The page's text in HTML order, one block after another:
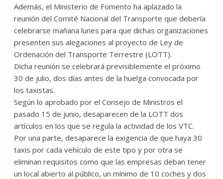
Además, el Ministerio de Fomento ha aplazado la
reunión del Comité Nacional del Transporte que debería
celebrarse mañana lunes para que dichas organizaciones
presenten sus alegaciones al proyecto de Ley de
Ordenación del Transporte Terrestre (LOTT).
Dicha reunión se celebrará previsiblemente el próximo
30 de julio, dos días antes de la huelga convocada por
los taxistas.
Según lo aprobado por el Consejo de Ministros el
pasado 15 de junio, desaparecen de la LOTT dos
artículos en los que se regula la actividad de los VTC.
Por una parte, desaparece la exigencia de que haya 30
taxis por cada vehículo de este tipo y por otra se
eliminan requisitos como que las empresas deban tener
un local abierto al público, un mínimo de 10 coches y dos